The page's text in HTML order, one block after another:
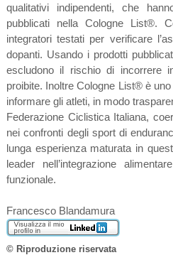
qualitativi indipendenti, che
pubblicati nella Cologne List®.
integratori testati per verificare
dopanti. Usando i prodotti
escludono il rischio di incorrere
proibite. Inoltre Cologne List® è
informare gli atleti, in modo
Federazione Ciclistica Italiana,
nei confronti degli sport di
lunga esperienza maturata in
leader nell’integrazione
funzionale.
Francesco Blandamura
© Riproduzione riservata